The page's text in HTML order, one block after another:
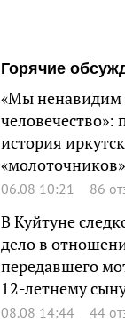
Горячие
«Мы ненавидим
человечество»:
история
«молоточников»
06.08 10:21 86
В Куйтуне
дело в
передавшего
12-летнему
08.08 14:44 44